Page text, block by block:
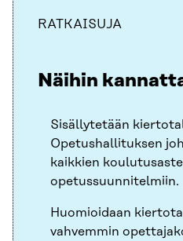
RATKAISUJA
Näihin
Sisällytetään
Opetushallituksen
kaikkien
opetussuunnitelmiin.
Huomioidaan
vahvemmin